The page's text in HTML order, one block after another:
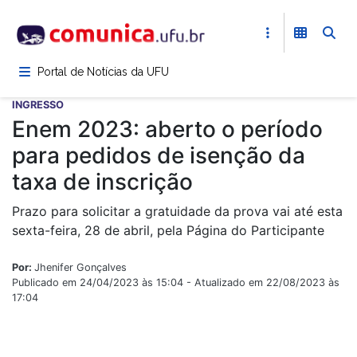
para
conteúdoPortal de Notícias da UFU
INGRESSO
Enem 2023: aberto o período
para pedidos de isenção da
taxa de inscrição
Prazo para solicitar a gratuidade da prova vai até esta
sexta-feira, 28 de abril, pela Página do Participante
Por: Jhenifer Gonçalves
Publicado em 24/04/2023 às 15:04 - Atualizado em 22/08/2023 às
17:04